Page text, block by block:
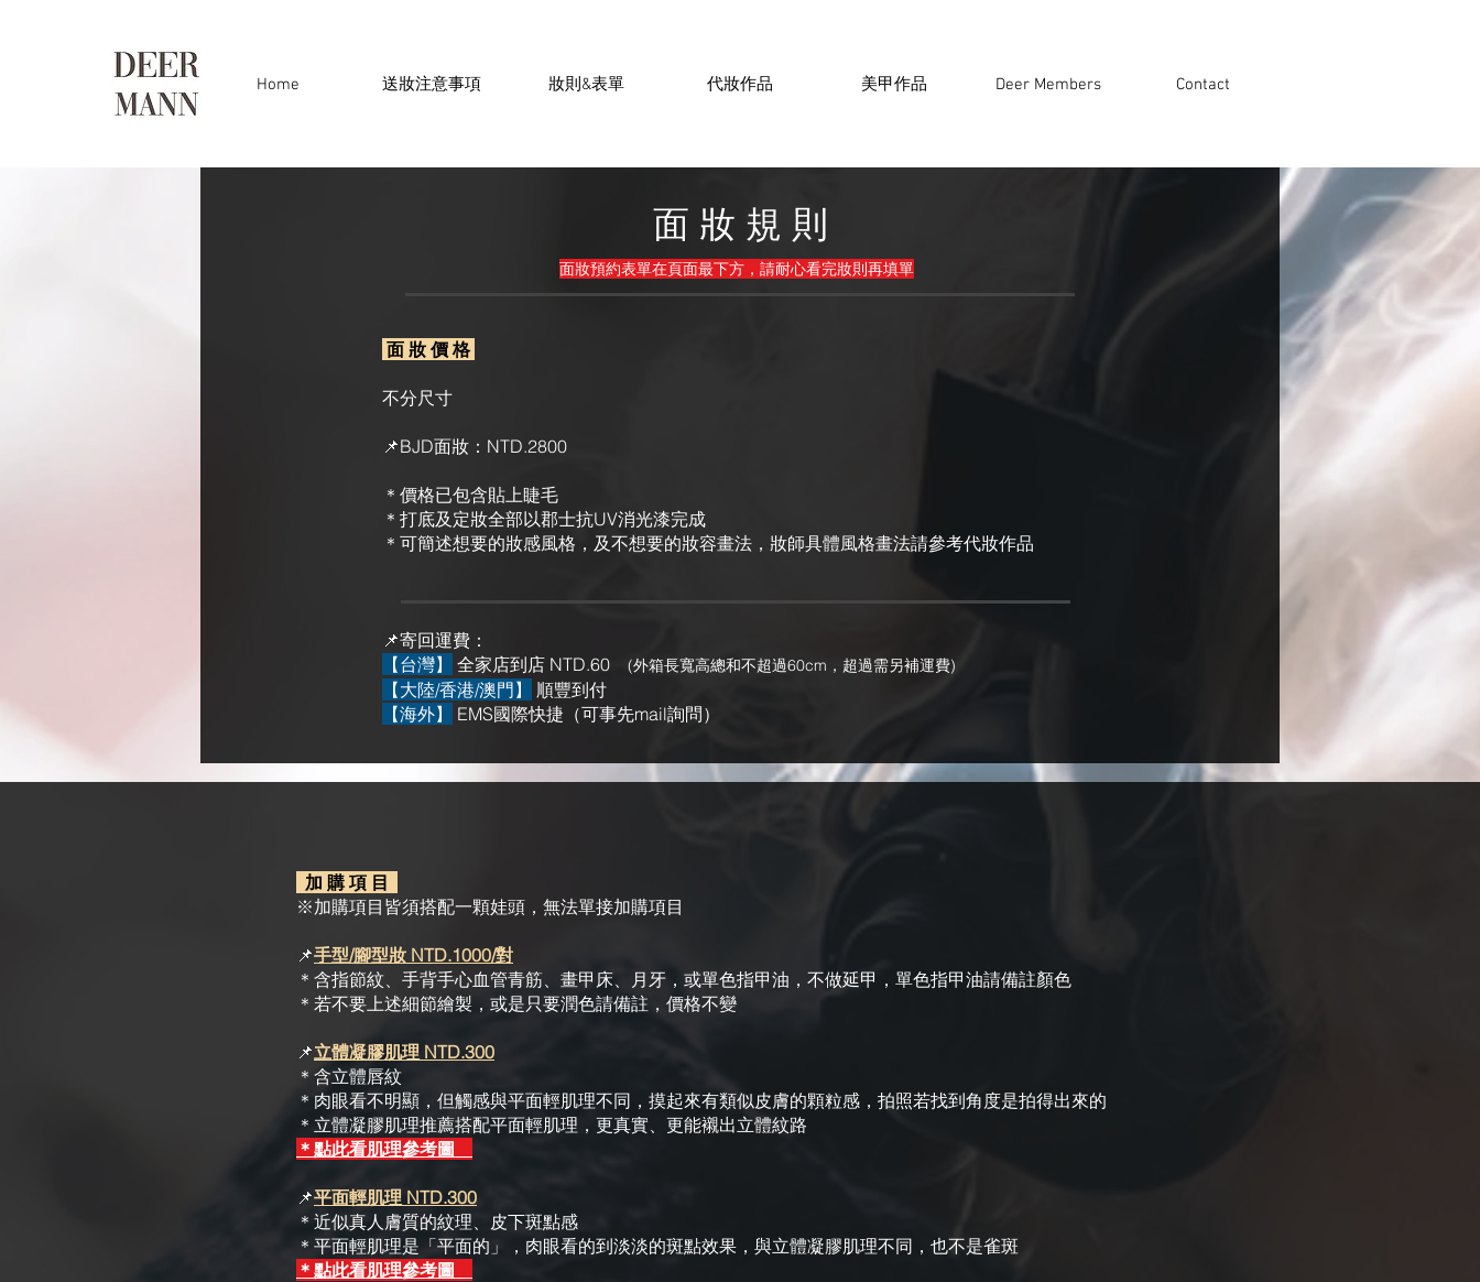
Home 送妝注意事項 妝則&表單 代妝作品 美甲作品 Deer Members Contact
面 妝 規 則
面妝預約表單在頁面最下方，請耐心看完妝則再填單
面 妝 價 格
不分尺寸
📌BJD面妝：NTD.2800
＊價格已包含貼上睫毛
＊打底及定妝全部以郡士抗UV消光漆完成
＊可簡述想要的妝感風格，及不想要的妝容畫法，妝師具體風格畫法請參考​代妝作品
📌寄回運費：
【台灣】
全家店到店 NTD.60 (外箱長寬高總和不超過60cm，超過需另補運費)
【大陸/香港/澳門】
順豐到付
【海外】
EMS國際快捷（可事先mail詢問）
加 購 項 目
※加購項目皆須搭配一顆娃頭，無法單接加購項目
📌手型/腳型妝 NTD.1000/對
＊含指節紋、手背手心血管青筋、畫甲床、月牙，或單色指甲油，不做延甲，單色指甲油請備註顏色
​＊若不要上述細節繪製，或是只要潤色請備註，價格不變
📌立體凝膠肌理 NTD.300
＊含立體唇紋
＊肉眼看不明顯，但觸感與平面輕肌理不同，摸起來有類似皮膚的顆粒感，拍照若找到角度是拍得出來的
​＊立體凝膠肌理推薦搭配平面輕肌理，更真實、更能襯出立體紋路
＊點此看肌理參考圖
📌平面輕肌理 NTD.300
＊近似真人膚質的紋理、皮下斑點感​
​＊平面輕肌理是「平面的」，肉眼看的到淡淡的斑點效果，與立體凝膠肌理不同，也不是雀斑​​
＊點此看肌理參考圖